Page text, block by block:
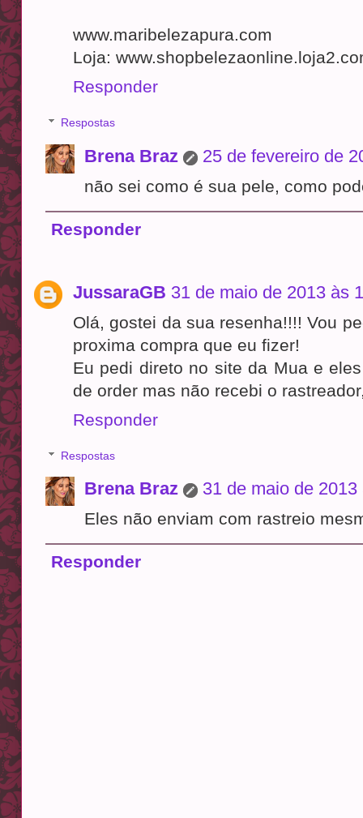
www.maribelezapura.com
Loja:
Responder
Respostas
Brena Braz 25 de fevereiro de
não sei como é sua pele, como
Responder
JussaraGB 31 de maio de 2013 às
Olá, gostei da sua resenha!!!! Vou
proxima compra que eu fizer!
Eu pedi direto no site da Mua e
de order mas não recebi o
Responder
Respostas
Brena Braz 31 de maio de 2013
Eles não enviam com rastreio
Responder